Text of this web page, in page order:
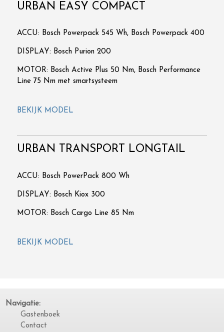
URBAN EASY COMPACT
ACCU: Bosch Powerpack 545 Wh, Bosch Powerpack 400
DISPLAY: Bosch Purion 200
MOTOR: Bosch Active Plus 50 Nm, Bosch Performance
Line 75 Nm met smartsysteem
BEKIJK MODEL
URBAN TRANSPORT LONGTAIL
ACCU: Bosch PowerPack 800 Wh
DISPLAY: Bosch Kiox 300
MOTOR: Bosch Cargo Line 85 Nm
BEKIJK MODEL
Navigatie:
Gastenboek
Contact